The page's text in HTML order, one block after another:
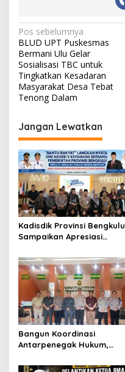
Navigasi
pos
Pos sebelumnya
BLUD UPT Puskesmas
Bermani Ulu Gelar
Sosialisasi TBC untuk
Tingkatkan Kesadaran
Masyarakat Desa Tebat
Tenong Dalam
Jangan Lewatkan
Kadisdik Provinsi Bengkulu
Sampaikan Apresiasi
Plt. Kepala SMKN 5
Kepahiang Bagikan 215
Sepatu Dan Baju Gratis
Bangun Koordinasi
Antarpenegak Hukum,
Silaturahmi ke PN Curup